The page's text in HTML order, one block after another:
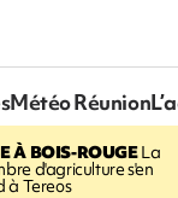
Météo Réunion
À BOIS-ROUGELa
d'agriculture s'en
à Tereos